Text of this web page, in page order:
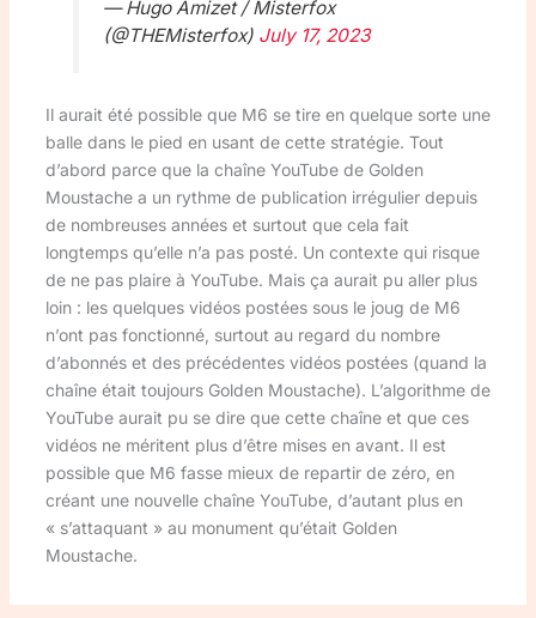
— Hugo Amizet / Misterfox
(@THEMisterfox) July 17, 2023
Il aurait été possible que M6 se tire en quelque sorte une
balle dans le pied en usant de cette stratégie. Tout
d’abord parce que la chaîne YouTube de Golden
Moustache a un rythme de publication irrégulier depuis
de nombreuses années et surtout que cela fait
longtemps qu’elle n’a pas posté. Un contexte qui risque
de ne pas plaire à YouTube. Mais ça aurait pu aller plus
loin : les quelques vidéos postées sous le joug de M6
n’ont pas fonctionné, surtout au regard du nombre
d’abonnés et des précédentes vidéos postées (quand la
chaîne était toujours Golden Moustache). L’algorithme de
YouTube aurait pu se dire que cette chaîne et que ces
vidéos ne méritent plus d’être mises en avant. Il est
possible que M6 fasse mieux de repartir de zéro, en
créant une nouvelle chaîne YouTube, d’autant plus en
« s’attaquant » au monument qu’était Golden
Moustache.